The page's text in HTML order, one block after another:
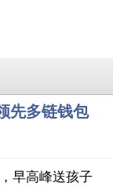
先多链钱包
早高峰送孩子